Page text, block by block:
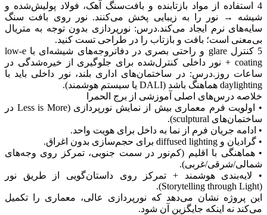
4 استفاده از مواد بازتابنده و بافت سنگ آهک، فولاد پولیش‌شده و
شیشه → نور را به زیبایی پخش می‌کنند. نور روی بافت سنگ
سایه‌های نرم ایجاد می‌کند. درس: نورپردازی بدون توجه به متریال
بی‌معنی است؛ بافت و بازتاب را در طراحی تست کنید.
5 کنترل glare و راحتی بصری در دفاتر وجه‌های شیشه‌ای با low-e
coating + نور داخلی کنترل‌شده برای جلوگیری از خیره‌شدگی در
ساعات روز. درس: در ساختمان‌های اداری بلند، نور داخلی باید با
daylighting هماهنگ باشد (DALI یا سیستم هوشمند).
خلاصه درس‌های اصلی آموزشی از برج الحمرا
• اولویت فرم معماری بیش از نمایش نورپردازی (Less is More در
ساختمان‌های sculptural).
• ادامه جریان فرم از نما به داخل برای هویت واحد.
• گرادیان و diffused lighting برای حجم‌سازی بدون اغراق.
• هماهنگی با اقلیم (کم‌نور در سمت جنوبی، تمرکز روی وجه‌های
شمالی/شرقی/غربی).
• لایه‌بندی هوشمند + تمرکز روی داستان‌گویی از طریق نور
(Storytelling through Light).
این پروژه نشان می‌دهد که نورپردازی عالی، معماری را تکمیل
می‌کند نه اینکه جایگزین آن شود.